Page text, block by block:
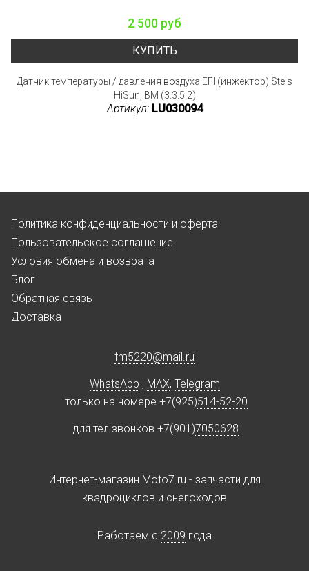
2 500 руб
КУПИТЬ
Датчик температуры / давления воздуха EFI (инжектор) Stels
HiSun, BM (3.3.5.2)
Артикул: LU030094
Политика конфиденциальности и оферта
Пользовательское соглашение
Условия обмена и возврата
Блог
Обратная связь
Доставка
fm5220@mail.ru
WhatsApp , MAX, Telegram
только на номере +7(925)514-52-20
для тел.звонков +7(901)7050628
Интернет-магазин Moto7.ru - запчасти для
квадроциклов и снегоходов
Работаем c 2009 года